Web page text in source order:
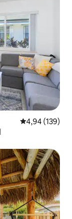
Átlagos
4,94 (139)